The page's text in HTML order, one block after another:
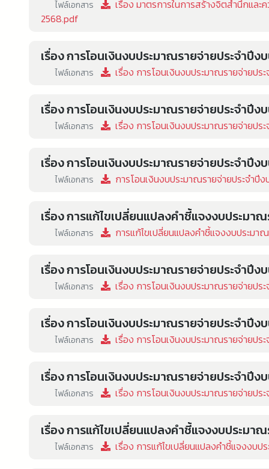
ไฟล์เอกสาร
เรื่อง มาตรการในการสร้างจิตสำนึกแล
2568.pdf
เรื่อง การโอนเงินงบประมาณรายจ่ายประจำปี
ไฟล์เอกสาร เรื่อง การโอนเงินงบประมาณรายจ่ายป
เรื่อง การโอนเงินงบประมาณรายจ่ายประจำปี
ไฟล์เอกสาร เรื่อง การโอนเงินงบประมาณรายจ่ายป
เรื่อง การโอนเงินงบประมาณรายจ่ายประจำปี
ไฟล์เอกสาร การโอนเงินงบประมาณรายจ่ายประจำ
เรื่อง การแก้ไขเปลี่ยนแปลงคำชี้แจงงบประม
ไฟล์เอกสาร การแก้ไขเปลี่ยนแปลงคำชี้แจงงบประม
เรื่อง การโอนเงินงบประมาณรายจ่ายประจำปี
ไฟล์เอกสาร เรื่อง การโอนเงินงบประมาณรายจ่ายป
เรื่อง การโอนเงินงบประมาณรายจ่ายประจำปี
ไฟล์เอกสาร เรื่อง การโอนเงินงบประมาณรายจ่ายป
เรื่อง การโอนเงินงบประมาณรายจ่ายประจำปี
ไฟล์เอกสาร เรื่อง การโอนเงินงบประมาณรายจ่ายป
เรื่อง การแก้ไขเปลี่ยนแปลงคำชี้แจงงบประม
ไฟล์เอกสาร เรื่อง การแก้ไขเปลี่ยนแปลงคำชี้แจงงบ